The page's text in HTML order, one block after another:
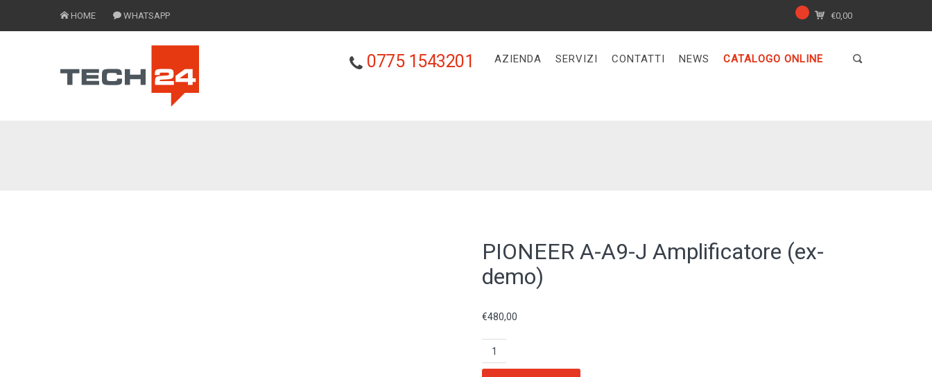
HOME WHATSAPP €0,00
0775 1543201 AZIENDA SERVIZI CONTATTI NEWS CATALOGO ONLINE
PIONEER A-A9-J Amplificatore (ex-
demo)
€480,00
PIONEER
A9-